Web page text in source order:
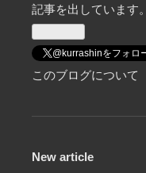
記事を出しています。
@kurrashinをフォロ
このブログについて
New article